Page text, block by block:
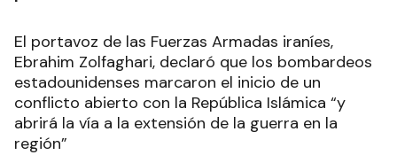
El portavoz de las Fuerzas Armadas iraníes,
Ebrahim Zolfaghari, declaró que los bombardeos
estadounidenses marcaron el inicio de un
conflicto abierto con la República Islámica “y
abrirá la vía a la extensión de la guerra en la
región”